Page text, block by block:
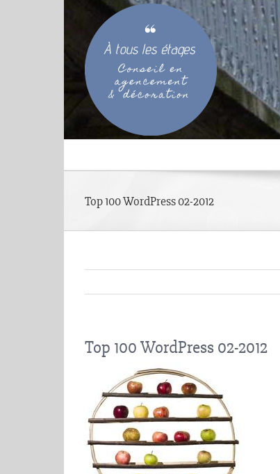
Top 100 WordPress 02-2012
Top 100 WordPress 02-2012